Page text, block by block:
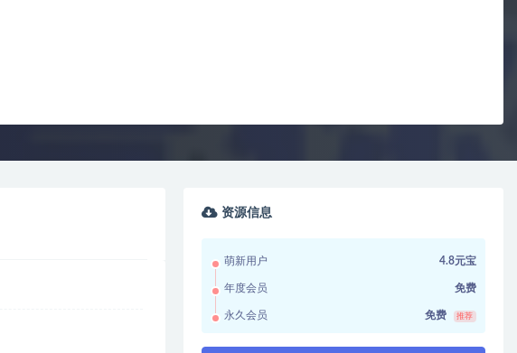
资源信息
萌新用户 4.8元宝
年度会员 免费
永久会员 免费 推荐